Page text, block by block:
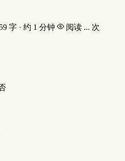
59 字 · 约 1 分钟 阅读 ... 次